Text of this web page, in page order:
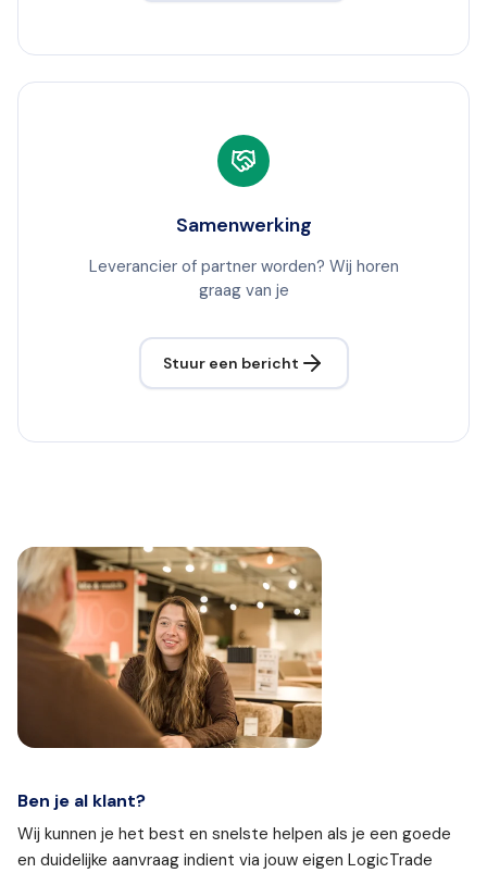
Samenwerking
Leverancier of partner worden? Wij horen
graag van je
Stuur een bericht
Ben je al klant?
Wij kunnen je het best en snelste helpen als je een goede
en duidelijke aanvraag indient via jouw eigen LogicTrade